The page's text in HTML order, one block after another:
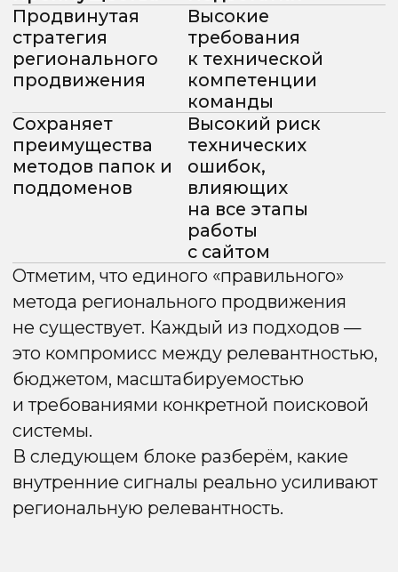
Частые ошибки и
управление рисками
Некорректная
мультирегиональность
Если на одном сайте упоминаются сразу
несколько регионов, поисковые системы
теряют понимание, какой регион
главный. В результате сайт хуже
ранжируется и по основному региону,
Купить товар по выгодной цене
вМоскве, Санкт-Петербурге и Сочи|
Компания
Description:
Купить товар от компании в
Москве,
Санкт-Петербурге и Сочи.
Рассчитайте стоимость товара
онлайн. Бонусная программа, акции
и скидки.
Фрагмент текста:
Универсальный товар имеет самое
Товар может применяться
в различных условиях и имеет
- Характеристика 1;